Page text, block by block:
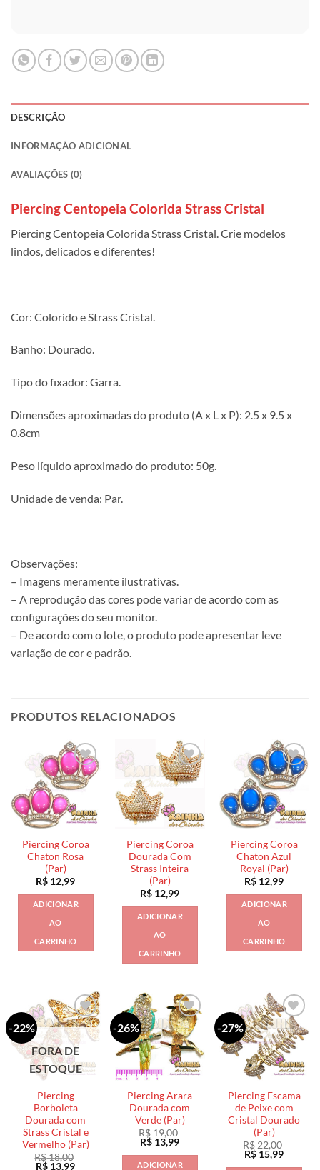
DESCRIÇÃO
INFORMAÇÃO ADICIONAL
AVALIAÇÕES (0)
Piercing Centopeia Colorida Strass Cristal
Piercing Centopeia Colorida Strass Cristal. Crie modelos
lindos, delicados e diferentes!
Cor: Colorido e Strass Cristal.
Banho: Dourado.
Tipo do fixador: Garra.
Dimensões aproximadas do produto (A x L x P): 2.5 x 9.5 x
0.8cm
Peso líquido aproximado do produto: 50g.
Unidade de venda: Par.
Observações:
– Imagens meramente ilustrativas.
– A reprodução das cores pode variar de acordo com as
configurações do seu monitor.
– De acordo com o lote, o produto pode apresentar leve
variação de cor e padrão.
PRODUTOS RELACIONADOS
Piercing Coroa
Chaton Rosa
(Par)
R$ 12,99
ADICIONAR
AO
CARRINHO
Piercing Coroa
Dourada Com
Strass Inteira
(Par)
R$ 12,99
ADICIONAR
AO
CARRINHO
Piercing Coroa
Chaton Azul
Royal (Par)
R$ 12,99
ADICIONAR
AO
CARRINHO
-22%
FORA DE
ESTOQUE
Piercing
Borboleta
Dourada com
Strass Cristal e
Vermelho (Par)
R$18,00
O
R$ 13,99O
-26%
Piercing Arara
Dourada com
Verde (Par)
R$19,00
O
original
R$ 13,99O
atual
ADICIONAR
-27%
Piercing Escama
de Peixe com
Cristal Dourado
(Par)
R$22,00
O
R$ 15,99O